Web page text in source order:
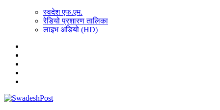
स्वदेश एफ.एम.
रेडियो प्रशारण तालिका
लाइभ अडियो (HD)